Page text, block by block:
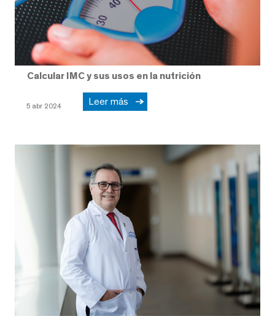
Calcular IMC y sus usos en la nutrición
5 abr 2024 Leer más